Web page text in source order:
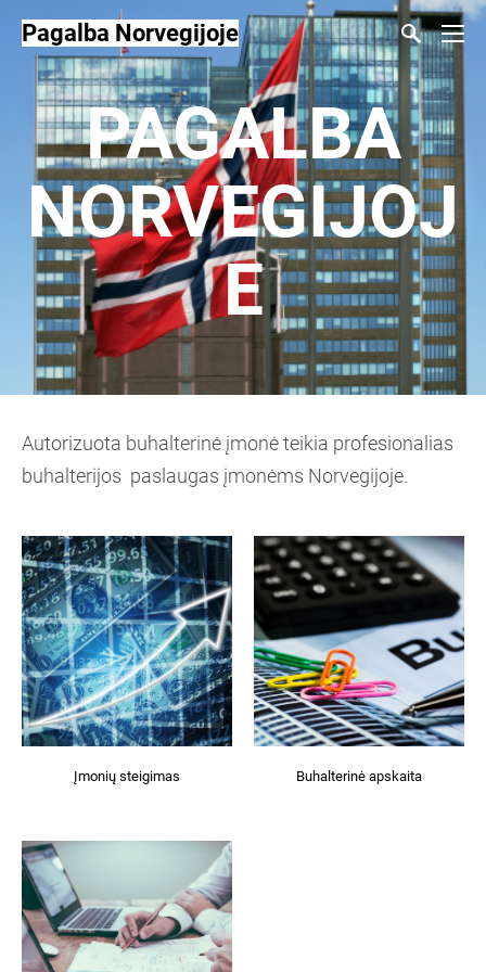
Pagalba Norvegijoje
PAGALBA
NORVEGIJOJ
E
Autorizuota buhalterinė įmonė teikia profesionalias
buhalterijos paslaugas įmonėms Norvegijoje.
Įmonių steigimas Buhalterinė apskaita